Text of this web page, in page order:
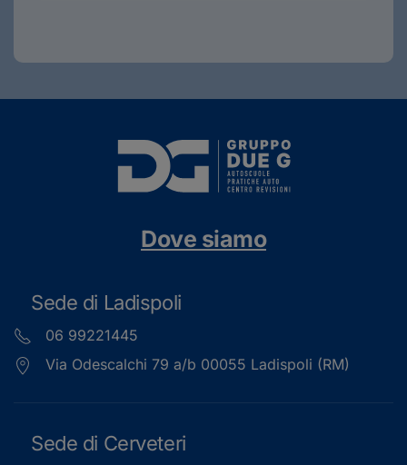
Dove siamo
Sede di Ladispoli
06 99221445
Via Odescalchi 79 a/b 00055 Ladispoli (RM)
Sede di Cerveteri